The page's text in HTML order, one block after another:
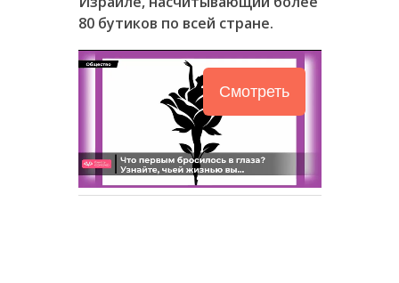
80 бутиков по всей стране.
Смотреть